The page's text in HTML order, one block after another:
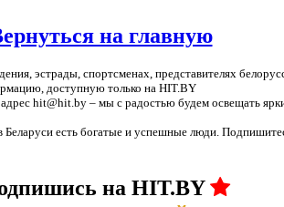
на главную
эстрады, спортсменах, представителях
доступную только на HIT.BY
hit@hit.by – мы с радостью будем освещать
Беларуси есть богатые и успешные люди.
на HIT.BY